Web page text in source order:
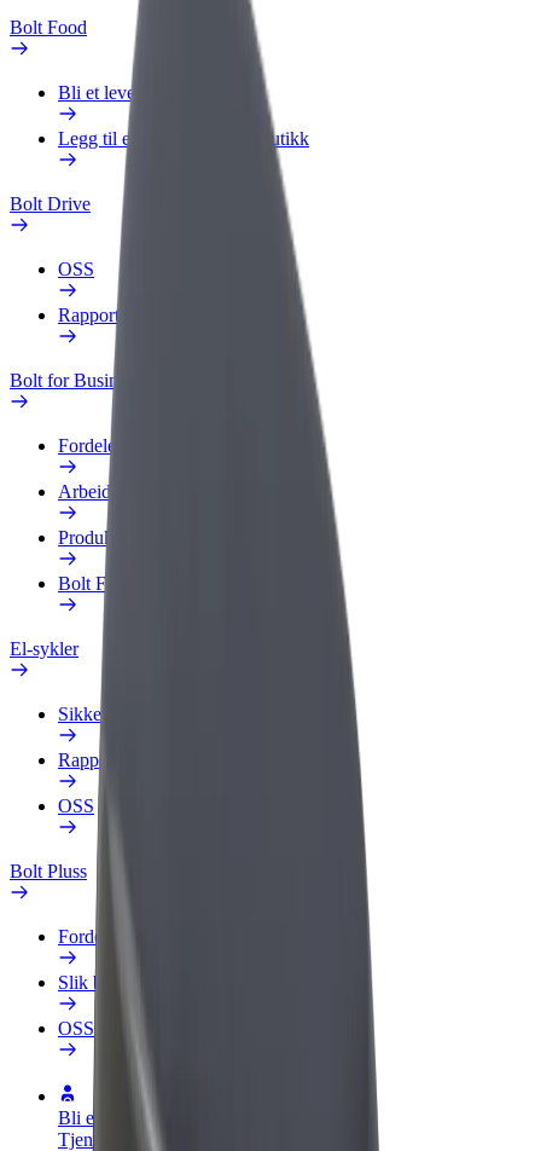
Bolt Food
Bli et leveringsbud
Legg til en restaurant eller butikk
Bolt Drive
OSS
Rapporter et kjøretøy
Bolt for Business
Fordeler
Arbeidsprofil
Produkter
Bolt Food for bedrifter
El-sykler
Sikkerhetslab
Rapporter et problem
OSS
Bolt Pluss
Fordeler
Slik blir du med
OSS
Bli en sjåfør
Tjen penger på egne vilkår